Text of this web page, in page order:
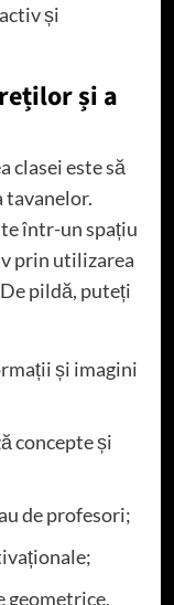
și
și a
clasei este să
tavanelor.
într-un spațiu
prin utilizarea
pildă, puteți
și imagini
concepte și
de profesori;
geometrice,